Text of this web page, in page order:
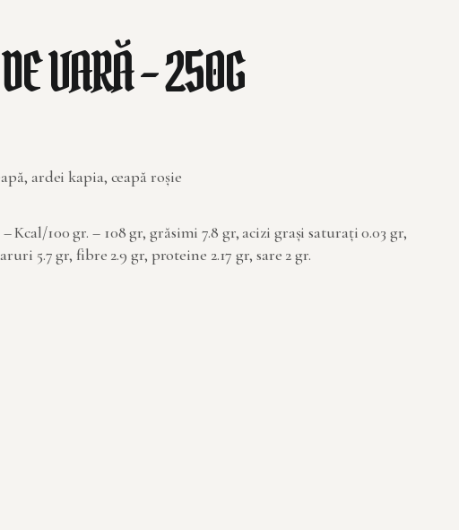
VARĂ – 250G
ardei kapia, ceapă roșie
Kcal/100 gr. – 108 gr, grăsimi 7.8 gr, acizi grași saturați 0.03 gr,
5.7 gr, fibre 2.9 gr, proteine 2.17 gr, sare 2 gr.